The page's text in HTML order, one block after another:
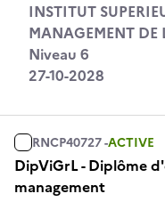
INSTITUT
MANAGEMENT
Niveau 6
27-10-2028
RNCP40727 -ACTIVE
DipViGrL - Diplôme
management